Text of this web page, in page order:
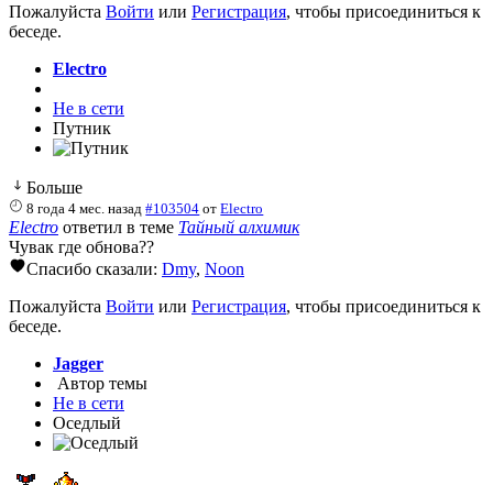
Пожалуйста Войти или Регистрация, чтобы присоединиться к
беседе.
Electro
Не в сети
Путник
Больше
8 года 4 мес. назад #103504 отElectro
Electro ответил в теме Тайный алхимик
Чувак где обнова??
Спасибо сказали: Dmy, Noon
Пожалуйста Войти или Регистрация, чтобы присоединиться к
беседе.
Jagger
Автор темы
Не в сети
Оседлый